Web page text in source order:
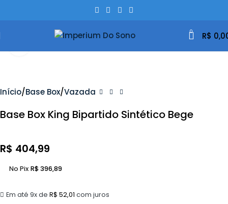
0 R$
Início Base Box Vazada
Base Box King Bipartido Sintético Bege
R$ 404,99
Em até 9x de R$ 52,01 com juros
No Pix R$396,89